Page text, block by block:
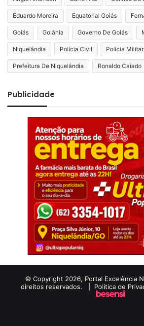
Eduardo Moreira Equatorial Goiás
Goiás Goiânia Governo De Goiás
Niquelândia Polícia Civil Polícia Militar
Prefeitura De Niquelândia Ronaldo Caiado
Publicidade
© Copyright 2026, Portal Excelência
direitos reservados. | Politica de